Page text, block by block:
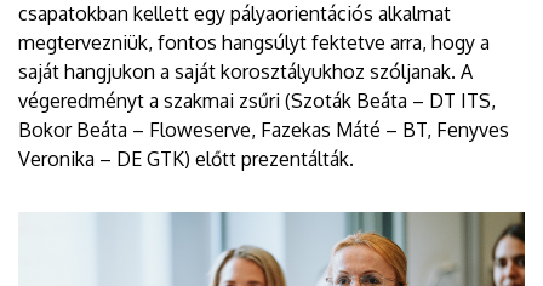
csapatokban kellett egy pályaorientációs alkalmat
megtervezniük, fontos hangsúlyt fektetve arra, hogy a
saját hangjukon a saját korosztályukhoz szóljanak. A
végeredményt a szakmai zsűri (Szoták Beáta – DT ITS,
Bokor Beáta – Floweserve, Fazekas Máté – BT, Fenyves
Veronika – DE GTK) előtt prezentálták.